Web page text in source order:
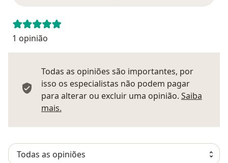
1 opinião
Todas as opiniões são importantes, por
isso os especialistas não podem pagar
para alterar ou excluir uma opinião. Saiba
mais.